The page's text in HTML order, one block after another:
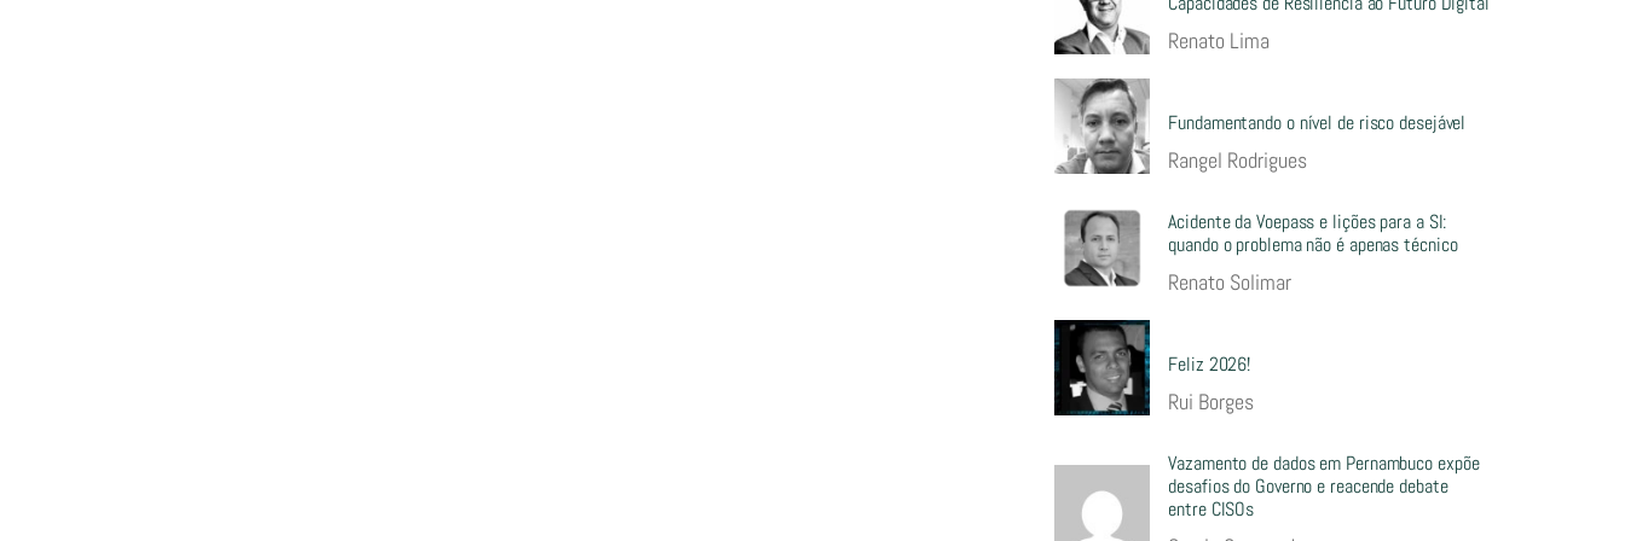
Renato Lima
Fundamentando o nível de risco desejável
Rangel Rodrigues
Acidente da Voepass e lições para a SI:
quando o problema não é apenas técnico
Renato Solimar
Feliz 2026!
Rui Borges
Vazamento de dados em Pernambuco expõe
desafios do Governo e reacende debate
entre CISOs